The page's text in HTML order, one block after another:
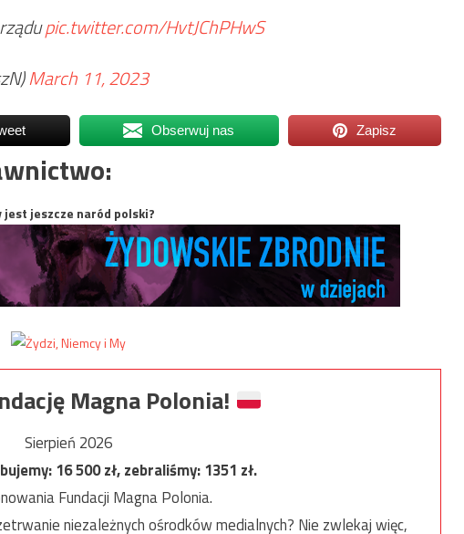
pic.twitter.com/HvtJChPHwS
March 11, 2023
Obserwuj nas Zapisz
jest jeszcze naród polski?
Magna Polonia!
Sierpień 2026
16 500zł, zebraliśmy:1351 zł.
Fundacji Magna Polonia.
niezależnych ośrodków medialnych? Nie zwlekaj więc,